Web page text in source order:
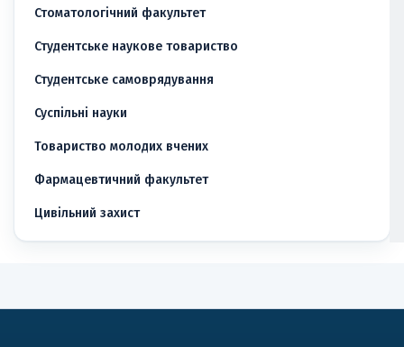
Стоматологічний факультет
Студентське наукове товариство
Студентське самоврядування
Суспільні науки
Товариство молодих вчених
Фармацевтичний факультет
Цивільний захист